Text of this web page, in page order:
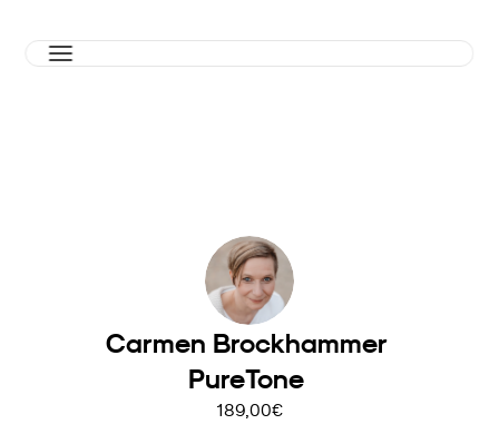
Carmen Brockhammer
PureTone
189,00€